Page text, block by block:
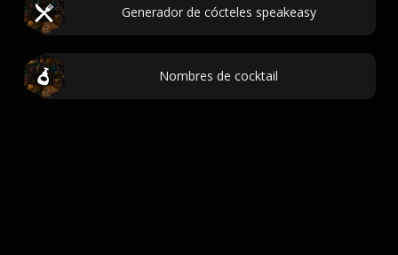
Generador de cócteles speakeasy
Nombres de cocktail